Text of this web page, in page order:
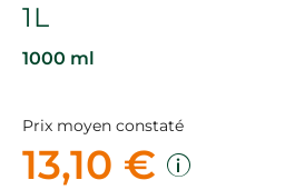
1L
1000 ml
Prix moyen constaté
13,10 €